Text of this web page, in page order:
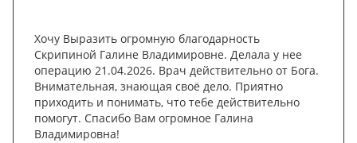
Хочу Выразить огромную благодарность
Скрипиной Галине Владимировне. Делала у нее
операцию 21.04.2026. Врач действительно от Бога.
Внимательная, знающая своё дело. Приятно
приходить и понимать, что тебе действительно
помогут. Спасибо Вам огромное Галина
Владимировна!